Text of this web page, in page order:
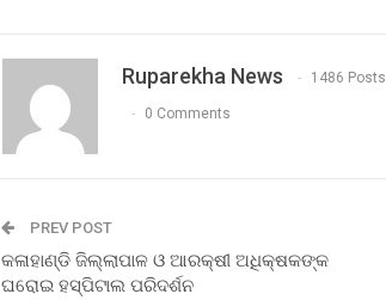
Ruparekha News 1486 Posts
0 Comments
PREV POST
କଳାହାଣ୍ଡି ଜିଲ୍ଲାପାଳ ଓ ଆରକ୍ଷୀ ଅଧିକ୍ଷକଙ୍କ
ଘରୋଇ ହସ୍ପିଟାଲ ପରିଦର୍ଶନ